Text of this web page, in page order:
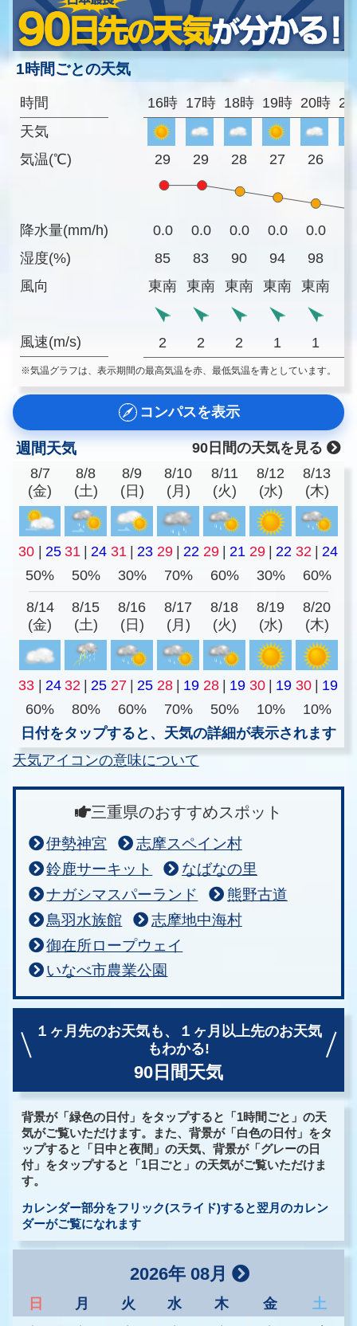
1時間ごとの天気
時間
天気
気温(℃)
降水量(mm/h)
湿度(%)
風向
風速(m/s)
16時 17時 18時 19時 20時
29 29 28 27 26
0.0 0.0 0.0 0.0 0.0
85
83 90 94 98
東南
東南 東南 東南 東南
2 2 2 1 1
※気温グラフは、表示期間の最高気温を赤、最低気温を青としています。
コンパスを表示
週間天気
90日間の天気を見る
8/7
(金)
8/8
(土)
8/9
(日)
8/10
(月)
8/11
(火)
8/12
(水)
8/13
(木)
30 | 25 31 | 24 31 | 23 29 | 22 29 | 21 29 | 22 32 | 24
50%
50% 30% 70% 60% 30% 60%
8/14
(金)
8/15
(土)
8/16
(日)
8/17
(月)
8/18
(火)
8/19
(水)
8/20
(木)
33 | 24 32 | 25 27 | 25 28 | 19 28 | 19 30 | 19 30 | 19
60%
80% 60% 70% 50% 10%
10%
日付をタップすると、天気の詳細が表示されます
天気アイコンの意味について
三重県のおすすめスポット
伊勢神宮
志摩スペイン村
鈴鹿サーキット
なばなの里
ナガシマスパーランド
熊野古道
鳥羽水族館
志摩地中海村
御在所ロープウェイ
いなべ市農業公園
１ヶ月先のお天気も、
１ヶ月以上先のお天気
もわかる!
90日間天気
背景が「緑色の日付」をタップすると「1時間ごと」の天
気がご覧いただけます。また、背景が「白色の日付」をタ
ップすると「日中と夜間」の天気、背景が「グレーの日
付」をタップすると「1日ごと」の天気がご覧いただけま
す。
カレンダー部分をフリック(スライド)すると翌月のカレン
ダーがご覧になれます
2026年 08月
日 月 火 水 木 金
土